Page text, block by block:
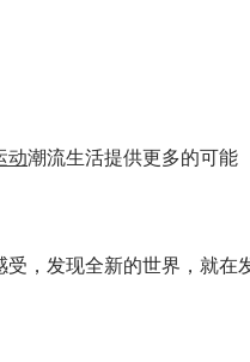
动潮流生活提供更多的可能
，发现全新的世界，就在